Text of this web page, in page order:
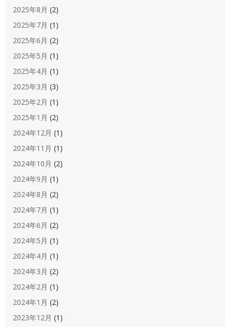
2025年8月 (2)
2025年7月 (1)
2025年6月 (2)
2025年5月 (1)
2025年4月 (1)
2025年3月 (3)
2025年2月 (1)
2025年1月 (2)
2024年12月 (1)
2024年11月 (1)
2024年10月 (2)
2024年9月 (1)
2024年8月 (2)
2024年7月 (1)
2024年6月 (2)
2024年5月 (1)
2024年4月 (1)
2024年3月 (2)
2024年2月 (1)
2024年1月 (2)
2023年12月 (1)